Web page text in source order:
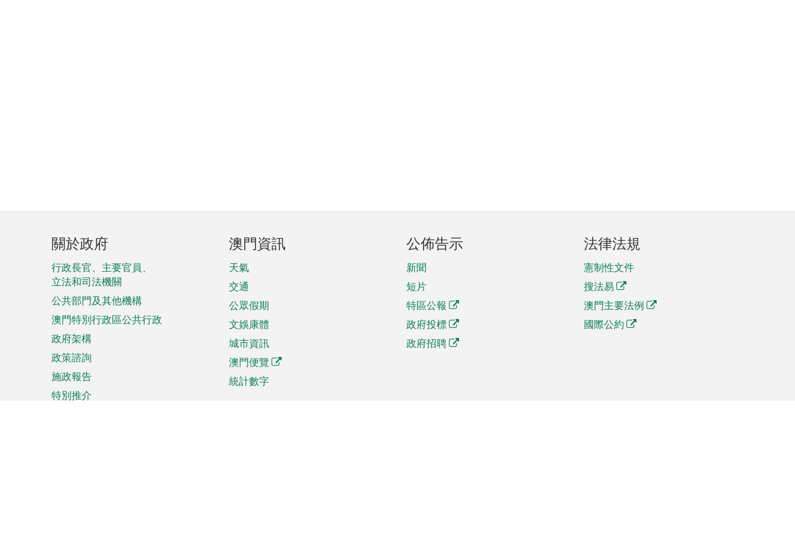
頁
腳
菜
單
關於政府
行政長官、主要官員、
立法和司法機關
公共部門及其他機構
澳門特別行政區公共行政
政府架構
政策諮詢
施政報告
特別推介
澳門資訊
天氣
交通
公眾假期
文娛康體
城市資訊
澳門便覽
統計數字
公佈告示
新聞
短片
特區公報
政府投標
政府招聘
法律法規
憲制性文件
搜法易
澳門主要法例
國際公約